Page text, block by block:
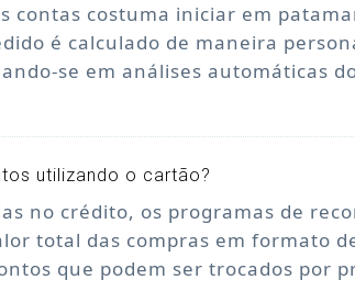
contas costuma iniciar em
é calculado de maneira
se em análises automáticas
utilizando o cartão?
no crédito, os programas de
total das compras em formato
que podem ser trocados por